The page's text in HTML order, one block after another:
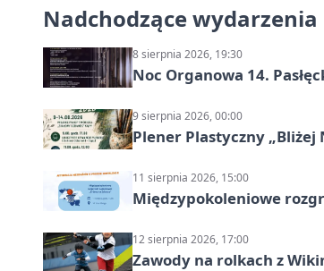
Nadchodzące wydarzenia
8 sierpnia 2026, 19:30
Noc Organowa 14.
9 sierpnia 2026, 00:00
Plener Plastyczny „Bliżej
11 sierpnia 2026, 15:00
Międzypokoleniowe
12 sierpnia 2026, 17:00
Zawody na rolkach z